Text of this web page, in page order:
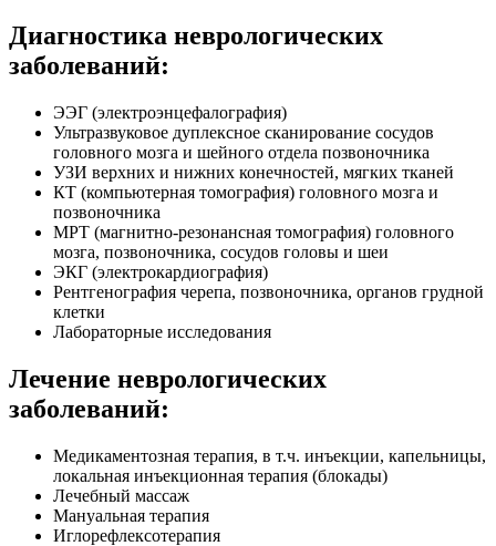
Диагностика неврологических
заболеваний:
ЭЭГ (электроэнцефалография)
Ультразвуковое дуплексное сканирование сосудов
головного мозга и шейного отдела позвоночника
УЗИ верхних и нижних конечностей, мягких тканей
КТ (компьютерная томография) головного мозга и
позвоночника
МРТ (магнитно-резонансная томография) головного
мозга, позвоночника, сосудов головы и шеи
ЭКГ (электрокардиография)
Рентгенография черепа, позвоночника, органов грудной
клетки
Лабораторные исследования
Лечение неврологических
заболеваний:
Медикаментозная терапия, в т.ч. инъекции, капельницы,
локальная инъекционная терапия (блокады)
Лечебный массаж
Мануальная терапия
Иглорефлексотерапия